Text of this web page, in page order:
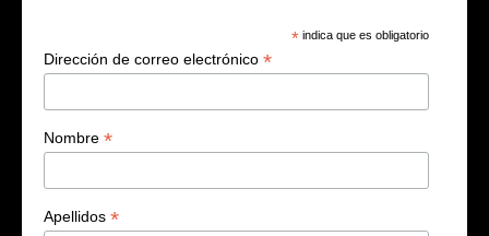
* indica que es obligatorio
Dirección de correo electrónico *
Nombre *
Apellidos *